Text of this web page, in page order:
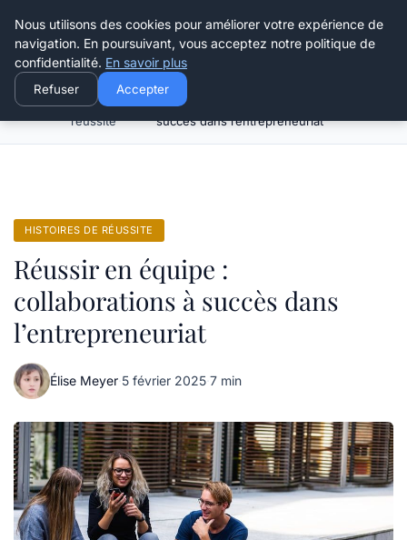
Henry Panky
Histoires de
réussite
Réussir en équipe : collaborations à
succès dans l’entrepreneuriat
HISTOIRES DE RÉUSSITE
Réussir en équipe :
collaborations à succès dans
l’entrepreneuriat
Élise Meyer·5 février 2025·7 min
Nous utilisons des cookies pour améliorer votre expérience de
navigation. En poursuivant, vous acceptez notre politique de
confidentialité. En savoir plus
Refuser Accepter